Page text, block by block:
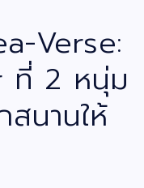
Verse:
ที่ 2 หนุ่ม
นานให้